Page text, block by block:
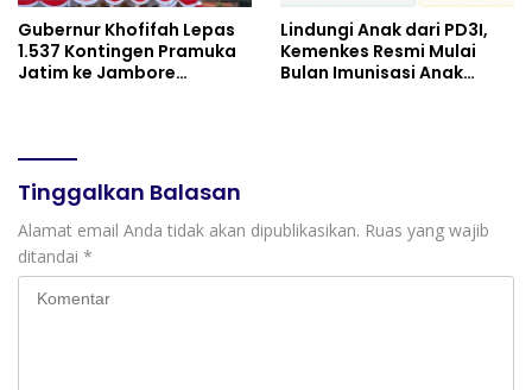
Gubernur Khofifah Lepas
1.537 Kontingen Pramuka
Jatim ke Jambore
Semangat Nasionalisme
Lindungi Anak dari PD3I,
Kemenkes Resmi Mulai
Bulan Imunisasi Anak
Tinggalkan Balasan
Alamat email Anda tidak akan dipublikasikan. Ruas yang wajib
ditandai *